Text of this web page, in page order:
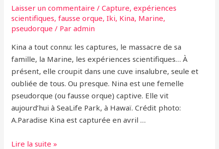
des
Expériences
Cruelles
Laisser un commentaire /Capture,expériences
scientifiques,fausse orque,Iki, Kina, Marine,
pseudorque / Paradmin
Kina a tout connu: les captures, le massacre de sa
famille, la Marine, les expériences scientifiques… À
présent, elle croupit dans une cuve insalubre, seule et
oubliée de tous. Ou presque. Nina est une femelle
pseudorque (ou fausse orque) captive. Elle vit
aujourd’hui à SeaLife Park, à Hawaï. Crédit photo:
A.Paradise Kina est capturée en avril …
Justice
Lire la suite »